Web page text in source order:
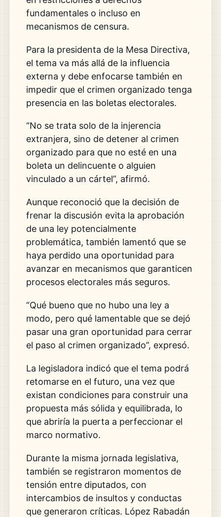
fundamentales o incluso en
mecanismos de censura.
Para la presidenta de la Mesa Directiva,
el tema va más allá de la influencia
externa y debe enfocarse también en
impedir que el crimen organizado tenga
presencia en las boletas electorales.
“No se trata solo de la injerencia
extranjera, sino de detener al crimen
organizado para que no esté en una
boleta un delincuente o alguien
vinculado a un cártel”, afirmó.
Aunque reconoció que la decisión de
frenar la discusión evita la aprobación
de una ley potencialmente
problemática, también lamentó que se
haya perdido una oportunidad para
avanzar en mecanismos que garanticen
procesos electorales más seguros.
“Qué bueno que no hubo una ley a
modo, pero qué lamentable que se dejó
pasar una gran oportunidad para cerrar
el paso al crimen organizado”, expresó.
La legisladora indicó que el tema podrá
retomarse en el futuro, una vez que
existan condiciones para construir una
propuesta más sólida y equilibrada, lo
que abriría la puerta a perfeccionar el
marco normativo.
Durante la misma jornada legislativa,
también se registraron momentos de
tensión entre diputados, con
intercambios de insultos y conductas
que generaron críticas. López Rabadán